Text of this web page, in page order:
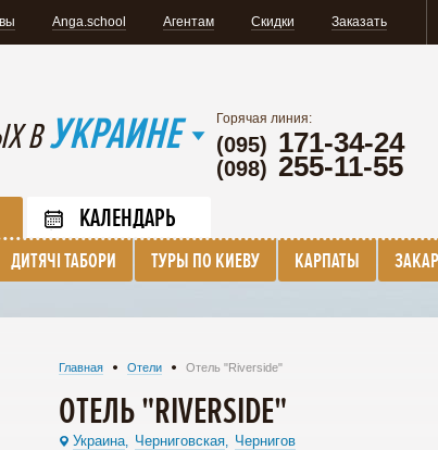
Anga.school Агентам Скидки Заказать
В УКРАИНЕ Горячая линия:
(095) 171-34-24
(098) 255-11-55
КАЛЕНДАРЬ
ДИТЯЧІ ТАБОРИ ТУРЫ ПО КИЕВУ КАРПАТЫ
Главная Отели Отель "Riverside"
ОТЕЛЬ "RIVERSIDE"
Украина, Черниговская, Чернигов